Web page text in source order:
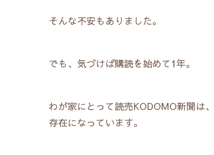
そんな不安もありました。
でも、気づけば購読を始めて1年。
わが家にとって読売KODOMO新聞は、
存在になっています。